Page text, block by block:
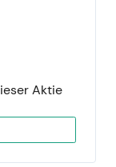
Aktie